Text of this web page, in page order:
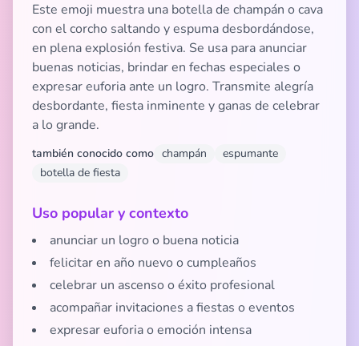
Este emoji muestra una botella de champán o cava
con el corcho saltando y espuma desbordándose,
en plena explosión festiva. Se usa para anunciar
buenas noticias, brindar en fechas especiales o
expresar euforia ante un logro. Transmite alegría
desbordante, fiesta inminente y ganas de celebrar
a lo grande.
también conocido como champán
espumante
botella de fiesta
Uso popular y contexto
anunciar un logro o buena noticia
felicitar en año nuevo o cumpleaños
celebrar un ascenso o éxito profesional
acompañar invitaciones a fiestas o eventos
expresar euforia o emoción intensa